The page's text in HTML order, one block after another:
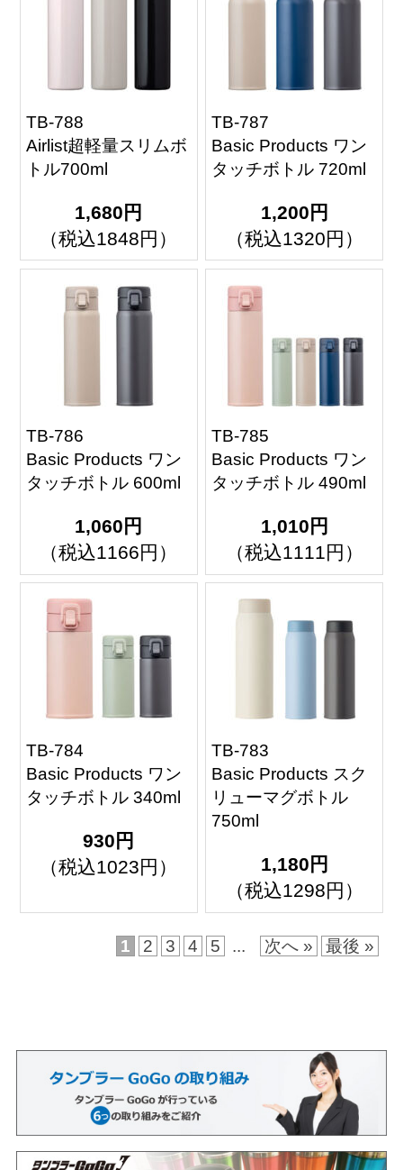
TB-788
Airlist超軽量スリムボ
トル700ml
1,680円
（税込1848円）
TB-787
Basic Products ワン
タッチボトル 720ml
1,200円
（税込1320円）
TB-786
Basic Products ワン
タッチボトル 600ml
1,060円
（税込1166円）
TB-785
Basic Products ワン
タッチボトル 490ml
1,010円
（税込1111円）
TB-784
Basic Products ワン
タッチボトル 340ml
930円
（税込1023円）
TB-783
Basic Products スク
リューマグボトル
750ml
1,180円
（税込1298円）
1 2 3 4 5 ... 次へ » 最後 »